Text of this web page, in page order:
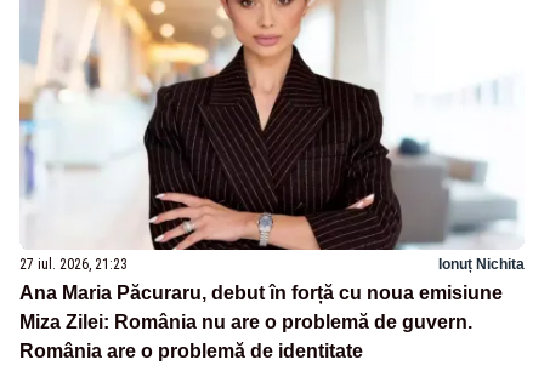
27 iul. 2026, 21:23 Ionuț Nichita
Ana Maria Păcuraru, debut în forță cu noua emisiune
Miza Zilei: România nu are o problemă de guvern.
România are o problemă de identitate